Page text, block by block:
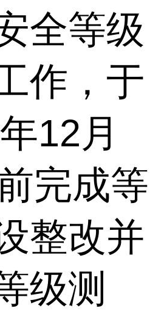
全等级
作，于
12月
完成等
整改并
级测